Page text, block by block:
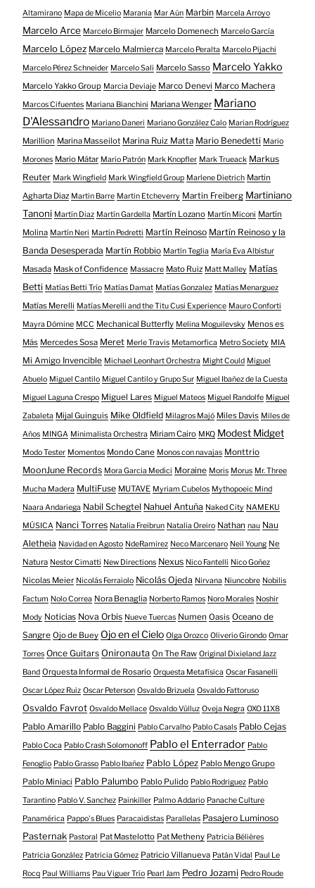
Altamirano Mapa de Micelio Marania Mar Aún Marbin Marcela Arroyo
Marcelo Arce Marcelo Birmajer Marcelo Domenech Marcelo García
Marcelo López Marcelo Malmierca Marcelo Peralta Marcelo Pijachi
Marcelo Pérez Schneider Marcelo Sali Marcelo Sasso Marcelo Yakko
Marcelo Yakko Group Marcia Deviaje Marco Denevi Marco Machera
Marcos Cifuentes Mariana Bianchini Mariana Wenger Mariano
D'Alessandro Mariano Daneri Mariano González Calo Marian Rodríguez
Marillion Marina Masseilot Marina Ruiz Matta Mario Benedetti Mario
Morones Mario Mátar Mario Patrón Mark Knopfler Mark Trueack Markus
Reuter Mark Wingfield Mark Wingfield Group Marlene Dietrich Martin
Agharta Diaz Martin Barre Martin Etcheverry Martin Freiberg Martiniano
Tanoni Martín Diaz Martín Gardella Martín Lozano Martín Miconi Martín
Molina Martín Neri Martín Pedretti Martín Reinoso Martín Reinoso y la
Banda Desesperada Martín Robbio Martín Teglia María Eva Albistur
Masada Mask of Confidence Massacre Mato Ruiz Matt Malley Matías
Betti Matías Betti Trío Matías Damat Matías Gonzalez Matías Menarguez
Matías Merelli Matías Merelli and the Titu Cusi Experience Mauro Conforti
Mayra Dómine MCC Mechanical Butterfly Melina Moguilevsky Menos es
Más Mercedes Sosa Meret Merle Travis Metamorfica Metro Society MIA
Mi Amigo Invencible Michael Leonhart Orchestra Might Could Miguel
Abuelo Miguel Cantilo Miguel Cantilo y Grupo Sur Miguel Ibañez de la Cuesta
Miguel Laguna Crespo Miguel Lares Miguel Mateos Miguel Randolfe Miguel
Zabaleta Mijal Guinguis Mike Oldfield Milagros Majó Miles Davis Miles de
Años MINGA Minimalista Orchestra Miriam Cairo MKQ Modest Midget
Modo Tester Momentos Mondo Cane Monos con navajas Monttrio
MoonJune Records Mora Garcia Medici Moraine Moris Morus Mr. Three
Mucha Madera MultiFuse MUTAVE Myriam Cubelos Mythopoeic Mind
Naara Andariega Nabil Schegtel Nahuel Antuña Naked City NAMEKU
MÚSICA Nanci Torres Natalia Freibrun Natalia Oreiro Nathan nau Nau
Aletheia Navidad en Agosto NdeRamirez Neco Marcenaro Neil Young Ne
Natura Nestor Cimatti New Directions Nexus Nico Fantelli Nico Goñez
Nicolas Meier Nicolás Ferraiolo Nicolás Ojeda Nirvana Niuncobre Nobilis
Factum Nolo Correa Nora Benaglia Norberto Ramos Noro Morales Noshir
Mody Noticias Nova Orbis Nueve Tuercas Numen Oasis Oceano de
Sangre Ojo de Buey Ojo en el Cielo Olga Orozco Oliverio Girondo Omar
Torres Once Guitars Onironauta On The Raw Original Dixieland Jazz
Band Orquesta Informal de Rosario Orquesta Metafísica Oscar Fasanelli
Oscar López Ruiz Oscar Peterson Osvaldo Brizuela Osvaldo Fattoruso
Osvaldo Favrot Osvaldo Mellace Osvaldo Vülluz Oveja Negra OXO 11X8
Pablo Amarillo Pablo Baggini Pablo Carvalho Pablo Casals Pablo Cejas
Pablo Coca Pablo Crash Solomonoff Pablo el Enterrador Pablo
Fenoglio Pablo Grasso Pablo Ibañez Pablo López Pablo Mengo Grupo
Pablo Miniaci Pablo Palumbo Pablo Pulido Pablo Rodriguez Pablo
Tarantino Pablo V. Sanchez Painkiller Palmo Addario Panache Culture
Panamérica Pappo's Blues Paracaidistas Parallelas Pasajero Luminoso
Pasternak Pastoral Pat Mastelotto Pat Metheny Patricia Bélières
Patricia González Patricia Gómez Patricio Villanueva Patán Vidal Paul Le
Rocq Paul Williams Pau Viguer Trío Pearl Jam Pedro Jozami Pedro Roude